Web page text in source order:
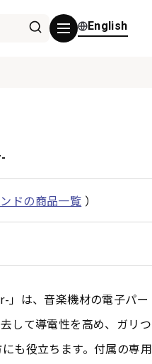
English
ドの商品一覧 ）
」は、音楽機材の電子パー
して導電性を高め、ガリつ
も役立ちます。付属の専用